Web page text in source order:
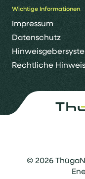
Wichtige Informationen
Impressum
Datenschutz
Rechtliche
© 2026